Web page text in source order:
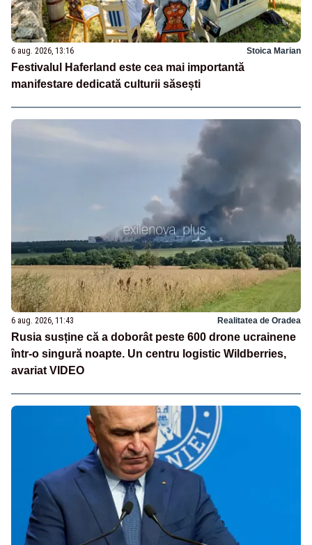
6 aug. 2026, 13:16 Stoica Marian
Festivalul Haferland este cea mai importantă
manifestare dedicată culturii săsești
6 aug. 2026, 11:43 Realitatea de Oradea
Rusia susține că a doborât peste 600 drone ucrainene
într-o singură noapte. Un centru logistic Wildberries,
avariat VIDEO